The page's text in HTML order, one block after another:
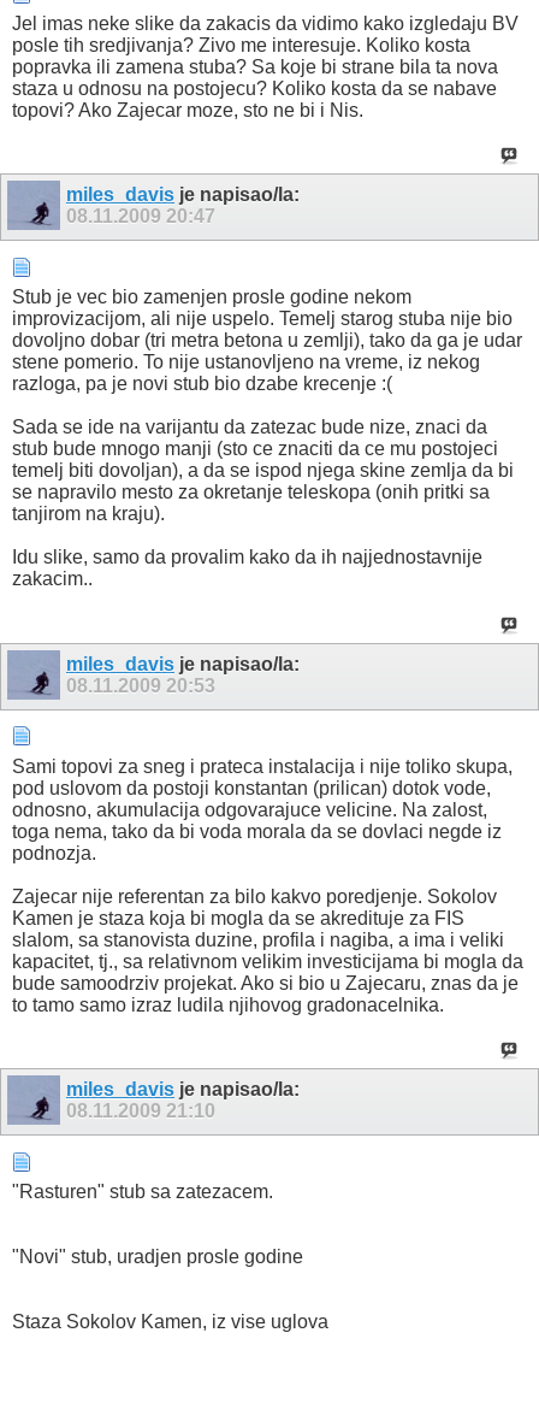
Jel imas neke slike da zakacis da vidimo kako izgledaju BV
posle tih sredjivanja? Zivo me interesuje. Koliko kosta
popravka ili zamena stuba? Sa koje bi strane bila ta nova
staza u odnosu na postojecu? Koliko kosta da se nabave
topovi? Ako Zajecar moze, sto ne bi i Nis.
miles_davis je napisao/la:
08.11.2009 20:47
Stub je vec bio zamenjen prosle godine nekom
improvizacijom, ali nije uspelo. Temelj starog stuba nije bio
dovoljno dobar (tri metra betona u zemlji), tako da ga je udar
stene pomerio. To nije ustanovljeno na vreme, iz nekog
razloga, pa je novi stub bio dzabe krecenje :(
Sada se ide na varijantu da zatezac bude nize, znaci da
stub bude mnogo manji (sto ce znaciti da ce mu postojeci
temelj biti dovoljan), a da se ispod njega skine zemlja da bi
se napravilo mesto za okretanje teleskopa (onih pritki sa
tanjirom na kraju).
Idu slike, samo da provalim kako da ih najjednostavnije
zakacim..
miles_davis je napisao/la:
08.11.2009 20:53
Sami topovi za sneg i prateca instalacija i nije toliko skupa,
pod uslovom da postoji konstantan (prilican) dotok vode,
odnosno, akumulacija odgovarajuce velicine. Na zalost,
toga nema, tako da bi voda morala da se dovlaci negde iz
podnozja.
Zajecar nije referentan za bilo kakvo poredjenje. Sokolov
Kamen je staza koja bi mogla da se akredituje za FIS
slalom, sa stanovista duzine, profila i nagiba, a ima i veliki
kapacitet, tj., sa relativnom velikim investicijama bi mogla da
bude samoodrziv projekat. Ako si bio u Zajecaru, znas da je
to tamo samo izraz ludila njihovog gradonacelnika.
miles_davis je napisao/la:
08.11.2009 21:10
"Rasturen" stub sa zatezacem.
"Novi" stub, uradjen prosle godine
Staza Sokolov Kamen, iz vise uglova